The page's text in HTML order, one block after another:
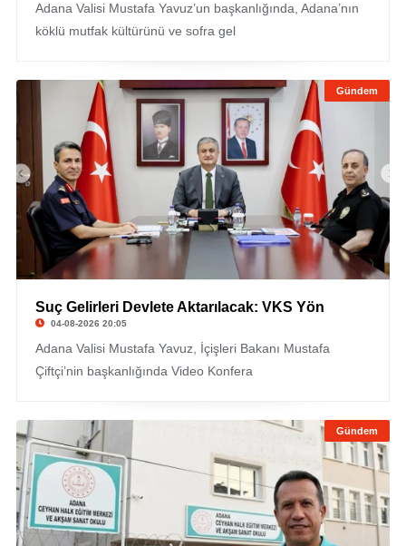
Adana Valisi Mustafa Yavuz’un başkanlığında, Adana’nın
köklü mutfak kültürünü ve sofra gel
Gündem
Suç Gelirleri Devlete Aktarılacak: VKS Yön
04-08-2026 20:05
Adana Valisi Mustafa Yavuz, İçişleri Bakanı Mustafa
Çiftçi’nin başkanlığında Video Konfera
Gündem